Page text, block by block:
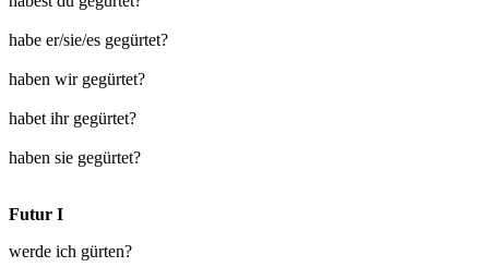
habe er/sie/es gegürtet?
haben wir gegürtet?
habet ihr gegürtet?
haben sie gegürtet?
Futur I
werde ich gürten?